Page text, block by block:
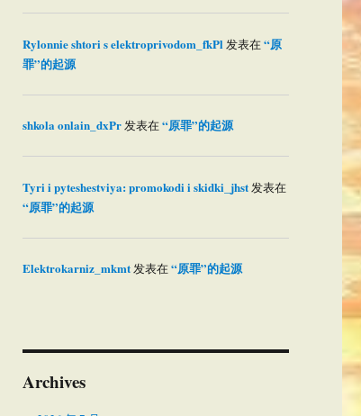
Rylonnie shtori s elektroprivodom_fkPl发表在“原
罪”的起源
shkola onlain_dxPr发表在“原罪”的起源
Tyri i pyteshestviya: promokodi i skidki_jhst发表在
“原罪”的起源
Elektrokarniz_mkmt发表在“原罪”的起源
Archives